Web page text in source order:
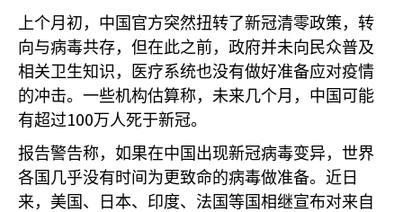
上个月初，中国官方突然扭转了新冠清零政策，转
向与病毒共存，但在此之前，政府并未向民众普及
相关卫生知识，医疗系统也没有做好准备应对疫情
的冲击。一些机构估算称，未来几个月，中国可能
有超过100万人死于新冠。
报告警告称，如果在中国出现新冠病毒变异，世界
各国几乎没有时间为更致命的病毒做准备。近日
来，美国、日本、印度、法国等国相继宣布对来自